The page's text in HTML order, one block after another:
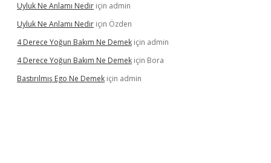
Uyluk Ne Anlamı Nedir için admin
Uyluk Ne Anlamı Nedir için Özden
4 Derece Yoğun Bakım Ne Demek için admin
4 Derece Yoğun Bakım Ne Demek için Bora
Bastırılmış Ego Ne Demek için admin